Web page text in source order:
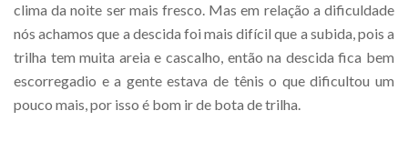
clima da noite ser mais fresco. Mas em relação a dificuldade
nós achamos que a descida foi mais difícil que a subida, pois a
trilha tem muita areia e cascalho, então na descida fica bem
escorregadio e a gente estava de tênis o que dificultou um
pouco mais, por isso é bom ir de bota de trilha.